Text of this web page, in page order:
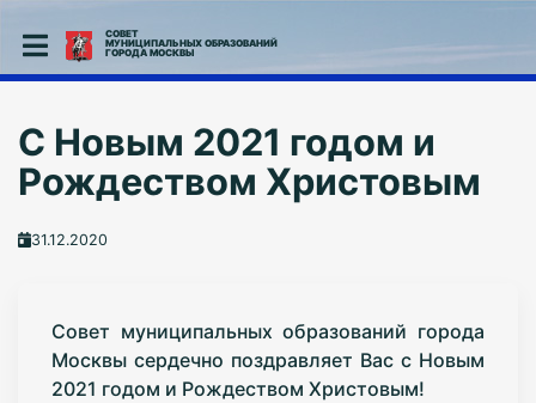
СОВЕТ
МУНИЦИПАЛЬНЫХ ОБРАЗОВАНИЙ
ГОРОДА МОСКВЫ
C Новым 2021 годом и
Рождеством Христовым
31.12.2020
Совет муниципальных образований города
Москвы сердечно поздравляет Вас с Новым
2021 годом и Рождеством Христовым!